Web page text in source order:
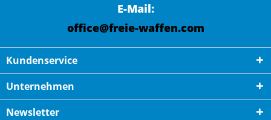
E-Mail:
office@freie-waffen.com
Kundenservice
Unternehmen
Newsletter